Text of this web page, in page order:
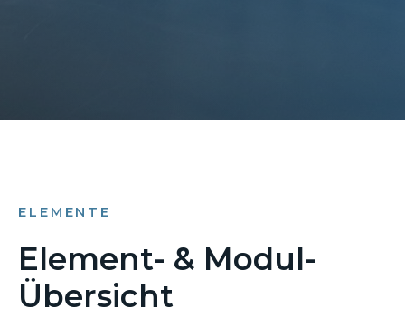
ELEMENTE
Element- & Modul-
Übersicht